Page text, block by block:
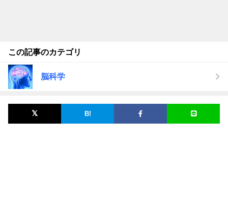
この記事のカテゴリ
脳科学